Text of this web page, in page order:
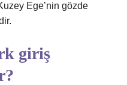
Ege’nin gözde
giriş